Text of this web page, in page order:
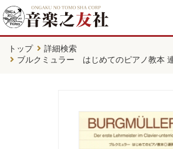
トップ
詳細検索
ブルクミュラー はじめてのピアノ教本